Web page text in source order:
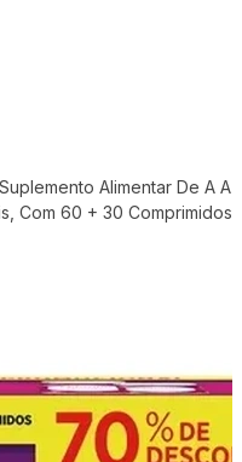
Alimentar De A A
Com 60 + 30 Comprimidos